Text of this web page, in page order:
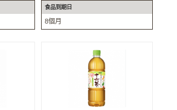
食品到期日
8個月